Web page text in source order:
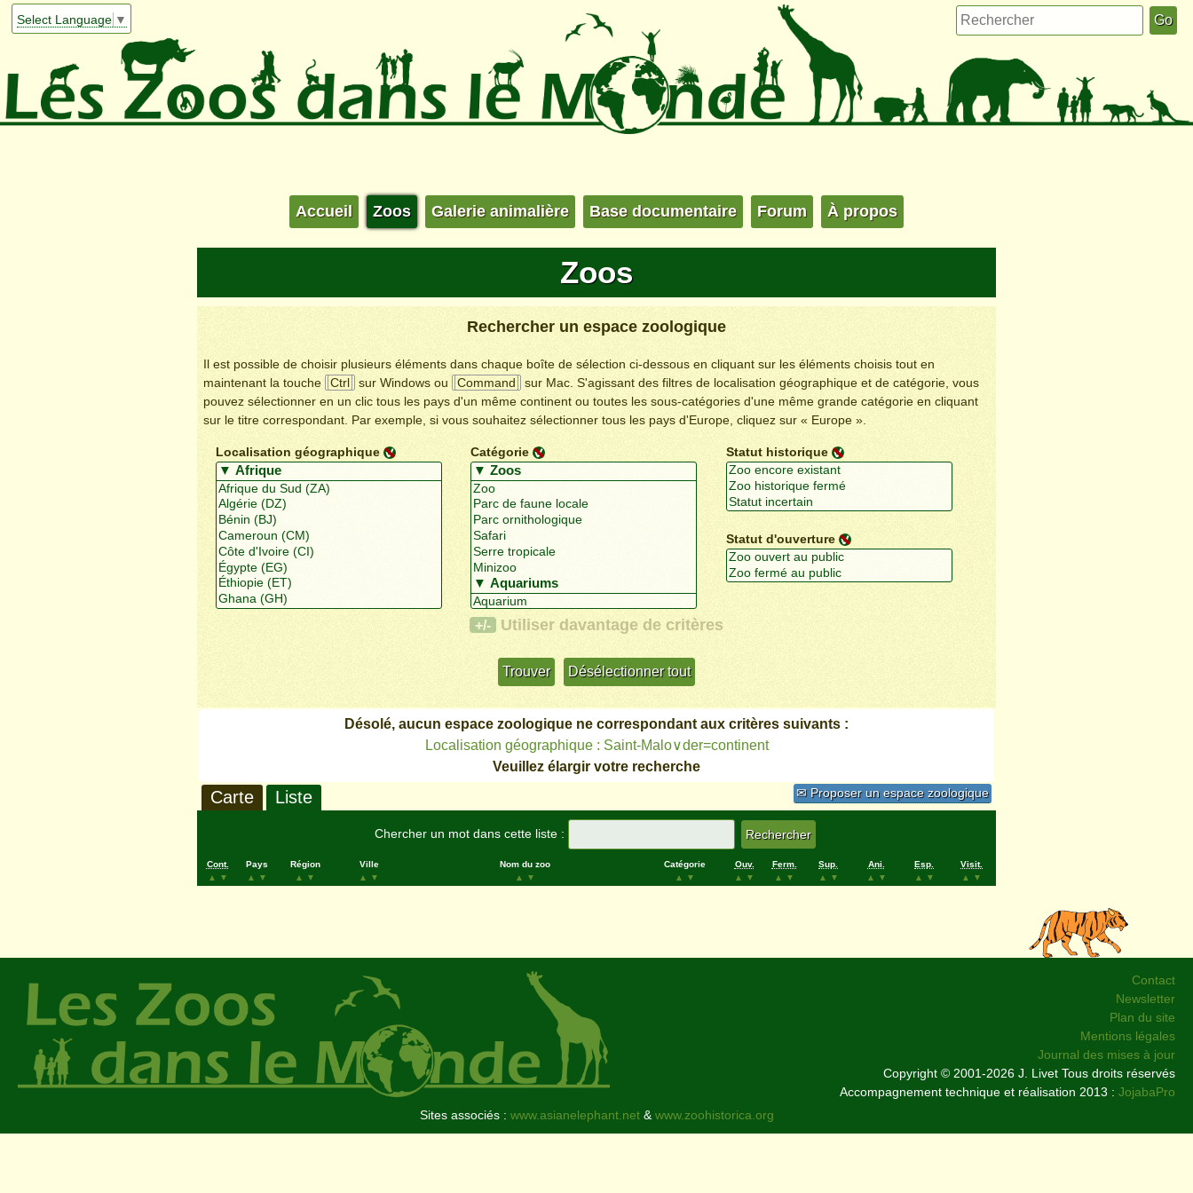
Select Language ▼
Accueil Zoos Galerie animalière Base documentaire Forum À propos
Zoos
Rechercher un espace zoologique
Il est possible de choisir plusieurs éléments dans chaque boîte de sélection ci-dessous en cliquant sur les éléments choisis tout en
maintenant la touche
Ctrl sur Windows ou Command
sur Mac. S'agissant des filtres de localisation géographique et de catégorie, vous
pouvez sélectionner en un clic tous les pays d'un même continent ou toutes les sous-catégories d'une même grande catégorie en cliquant
sur le titre correspondant. Par exemple, si vous souhaitez sélectionner tous les pays d'Europe, cliquez sur « Europe ».
Localisation géographique Catégorie Statut historique
Statut d'ouverture
+/- Utiliser davantage de critères
Désolé, aucun espace zoologique ne correspondant aux critères suivants :
Localisation géographique : Saint-Malo∨der=continent
Veuillez élargir votre recherche
✉ Proposer un espace zoologique
Carte Liste
Chercher un mot dans cette liste :
Cont.
▲
▼
Pays
▲
▼
Région
▲
▼
Ville
▲
▼
Nom du zoo
▲
▼
Catégorie
▲
▼
Ouv.
▲
▼
Ferm.
▲
▼
Sup.
▲
▼
Ani.
▲
▼
Esp.
▲
▼
Visit.
▲
▼
Contact
Newsletter
Plan du site
Mentions légales
Journal des mises à jour
Copyright © 2001-2026 J. Livet Tous droits réservés
Accompagnement technique et réalisation 2013 : JojabaPro
Sites associés : www.asianelephant.net&www.zoohistorica.org